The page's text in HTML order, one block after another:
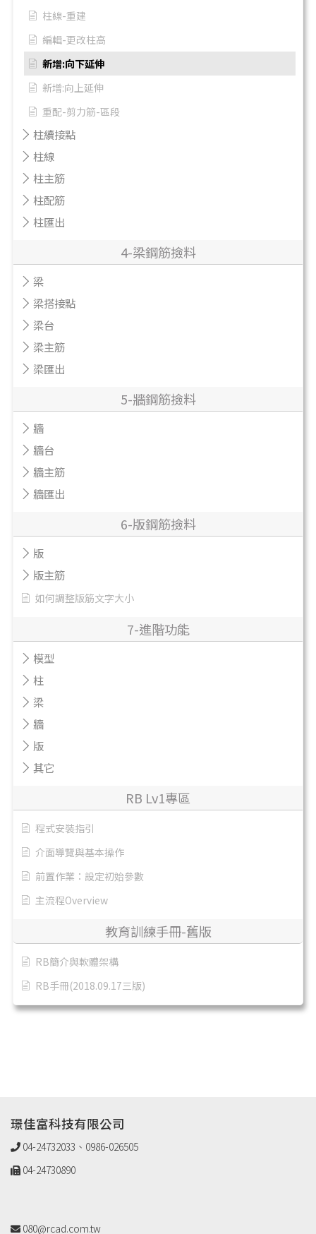
柱線-重建
編輯-更改柱高
新增:向下延伸
新增:向上延伸
重配-剪力筋-區段
柱續接點
柱線
柱主筋
柱配筋
柱匯出
4-梁鋼筋撿料
梁
梁搭接點
梁台
梁主筋
梁匯出
5-牆鋼筋撿料
牆
牆台
牆主筋
牆匯出
6-版鋼筋撿料
版
版主筋
如何調整版筋文字大小
7-進階功能
模型
柱
梁
牆
版
其它
RB Lv1專區
程式安裝指引
介面導覽與基本操作
前置作業：設定初始參數
主流程Overview
教育訓練手冊-舊版
RB簡介與軟體架構
RB手冊(2018.09.17三版)
璟佳富科技有限公司
04-24732033、0986-026505
04-24730890
080@rcad.com.tw